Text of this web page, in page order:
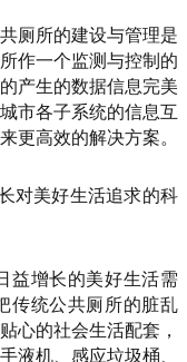
厕所的建设与管理是
作一个监测与控制的
产生的数据信息完美
市各子系统的信息互
更高效的解决方案。
对美好生活追求的科
益增长的美好生活需
传统公共厕所的脏乱
心的社会生活配套，
液机、感应垃圾桶、